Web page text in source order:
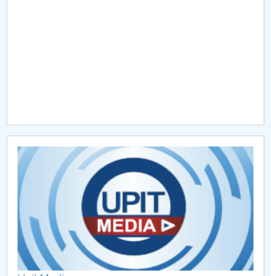
Chestionar angajabilitate ALUMNI – UPB
CAR2026
MENIU CANTINA
ȘCOLI DOCTORALE
ADMITERE DOCTORATE